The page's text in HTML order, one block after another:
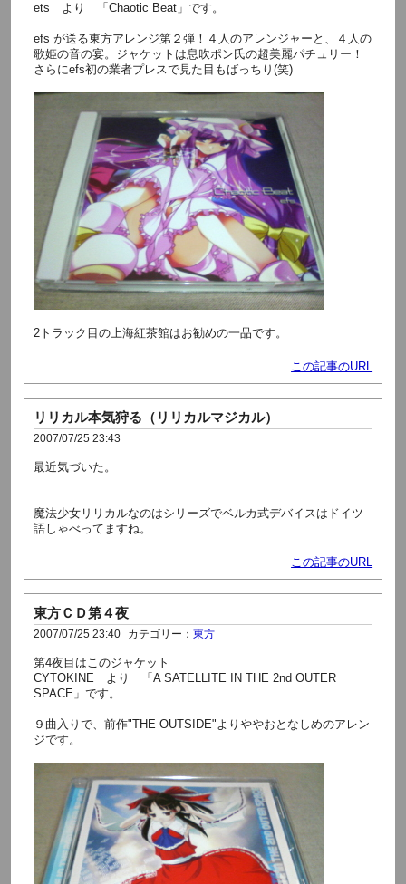
ets より 「Chaotic Beat」です。
efs が送る東方アレンジ第２弾！４人のアレンジャーと、４人の
歌姫の音の宴。ジャケットは息吹ポン氏の超美麗パチュリー！
さらにefs初の業者プレスで見た目もばっちり(笑)
2トラック目の上海紅茶館はお勧めの一品です。
この記事のURL
リリカル本気狩る（リリカルマジカル）
2007/07/25 23:43
最近気づいた。
魔法少女リリカルなのはシリーズでベルカ式デバイスはドイツ
語しゃべってますね。
この記事のURL
東方ＣＤ第４夜
2007/07/25 23:40 カテゴリー： 東方
第4夜目はこのジャケット
CYTOKINE より 「A SATELLITE IN THE 2nd OUTER
SPACE」です。
９曲入りで、前作"THE OUTSIDE"よりややおとなしめのアレン
ジです。